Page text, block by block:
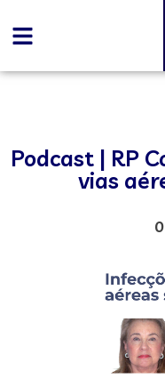
Podcast | RP
vias